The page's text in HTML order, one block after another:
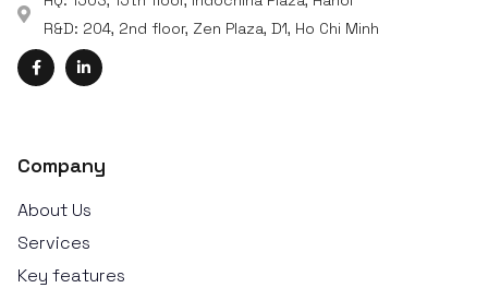
R&D: 204, 2nd floor, Zen Plaza, D1, Ho Chi Minh
Company
About Us
Services
Key features